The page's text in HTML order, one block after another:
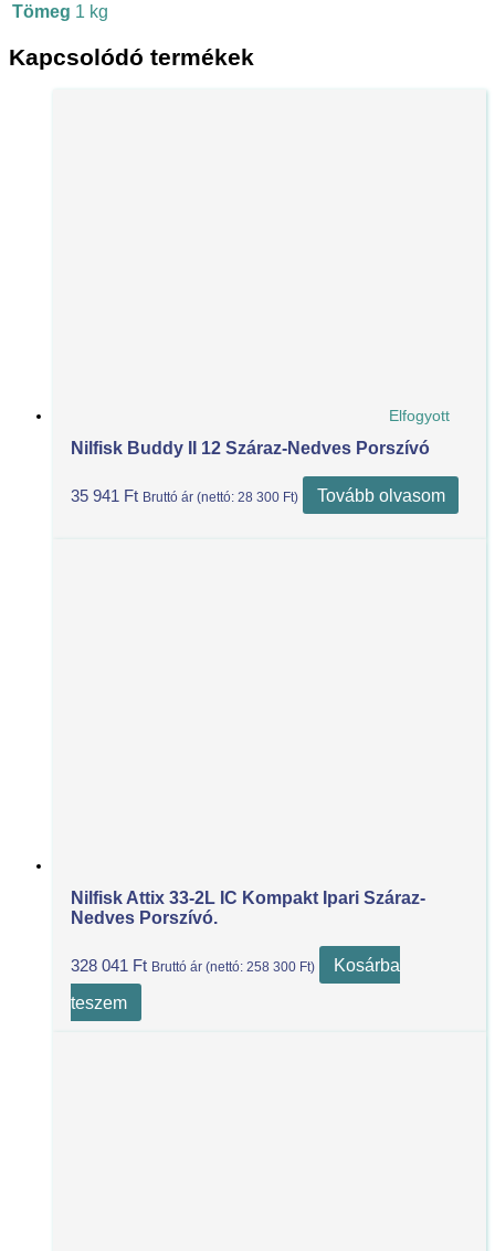
Tömeg 1 kg
Kapcsolódó termékek
Elfogyott
Nilfisk Buddy II 12 Száraz-Nedves Porszívó
35 941 Ft Bruttó ár (nettó:28 300 Ft) Tovább olvasom
Nilfisk Attix 33-2L IC Kompakt Ipari Száraz-
Nedves Porszívó.
328 041 Ft Bruttó ár (nettó:258 300 Ft)
Kosárba
teszem